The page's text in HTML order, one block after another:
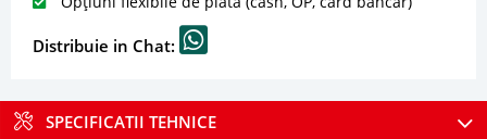
Distribuie in Chat:
SPECIFICATII TEHNICE